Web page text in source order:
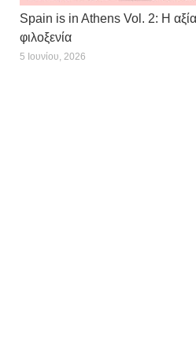
Spain is in Athens Vol. 2: Η
φιλοξενία
5 Ιουνίου, 2026